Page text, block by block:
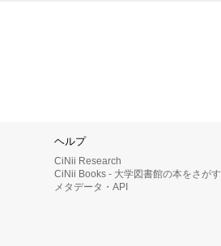
ヘルプ
CiNii Research
CiNii Books - 大学図書館の本をさがす
メタデータ・API